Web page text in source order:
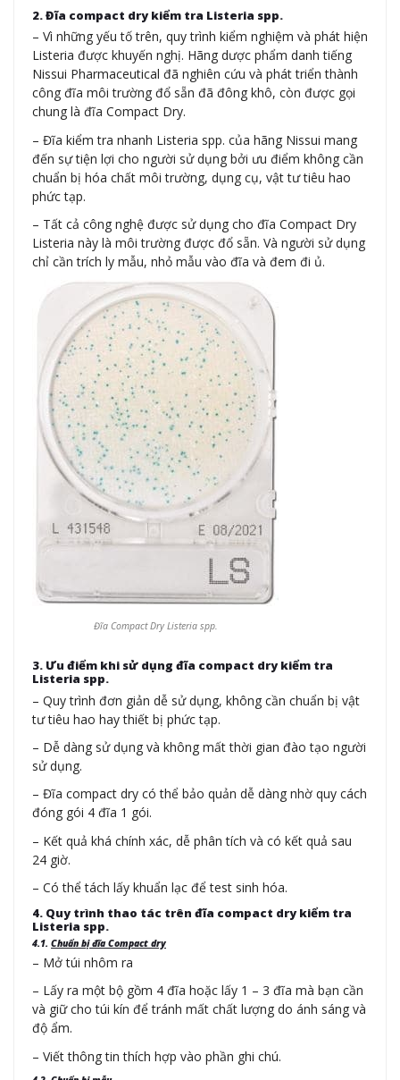
2. Đĩa compact dry kiểm tra Listeria spp.
– Vì những yếu tố trên, quy trình kiểm nghiệm và phát hiện
Listeria được khuyến nghị. Hãng dược phẩm danh tiếng
Nissui Pharmaceutical đã nghiên cứu và phát triển thành
công đĩa môi trường đổ sẵn đã đông khô, còn được gọi
chung là đĩa Compact Dry.
– Đĩa kiểm tra nhanh Listeria spp. của hãng Nissui mang
đến sự tiện lợi cho người sử dụng bởi ưu điểm không cần
chuẩn bị hóa chất môi trường, dụng cụ, vật tư tiêu hao
phức tạp.
– Tất cả công nghệ được sử dụng cho đĩa Compact Dry
Listeria này là môi trường được đổ sẵn. Và người sử dụng
chỉ cần trích ly mẫu, nhỏ mẫu vào đĩa và đem đi ủ.
Đĩa Compact Dry Listeria spp.
3. Ưu điểm khi sử dụng đĩa compact dry kiểm tra
Listeria spp.
– Quy trình đơn giản dễ sử dụng, không cần chuẩn bị vật
tư tiêu hao hay thiết bị phức tạp.
– Dễ dàng sử dụng và không mất thời gian đào tạo người
sử dụng.
– Đĩa compact dry có thể bảo quản dễ dàng nhờ quy cách
đóng gói 4 đĩa 1 gói.
– Kết quả khá chính xác, dễ phân tích và có kết quả sau
24 giờ.
– Có thể tách lấy khuẩn lạc để test sinh hóa.
4. Quy trình thao tác trên đĩa compact dry kiểm tra
Listeria spp.
4.1. Chuẩn bị đĩa Compact dry
– Mở túi nhôm ra
– Lấy ra một bộ gồm 4 đĩa hoặc lấy 1 – 3 đĩa mà bạn cần
và giữ cho túi kín để tránh mất chất lượng do ánh sáng và
độ ẩm.
– Viết thông tin thích hợp vào phần ghi chú.